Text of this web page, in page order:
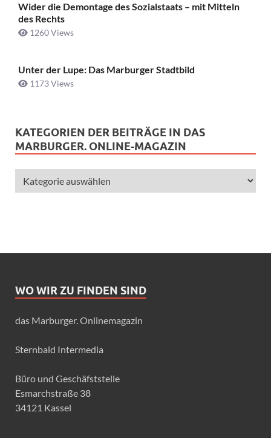
Wider die Demontage des Sozialstaats – mit Mitteln
des Rechts
1260 Views
Unter der Lupe: Das Marburger Stadtbild
1173 Views
KATEGORIEN DER BEITRÄGE IN DAS
MARBURGER. ONLINE-MAGAZIN
WO WIR ZU FINDEN SIND
das Marburger. Onlinemagazin
Sternbald Intermedia
Büro und Geschäfststelle
Esmarchstraße 38
34121 Kassel